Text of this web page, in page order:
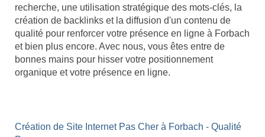
recherche, une utilisation stratégique des mots-clés, la
création de backlinks et la diffusion d'un contenu de
qualité pour renforcer votre présence en ligne à Forbach
et bien plus encore. Avec nous, vous êtes entre de
bonnes mains pour hisser votre positionnement
organique et votre présence en ligne.
Création de Site Internet Pas Cher à Forbach - Qualité